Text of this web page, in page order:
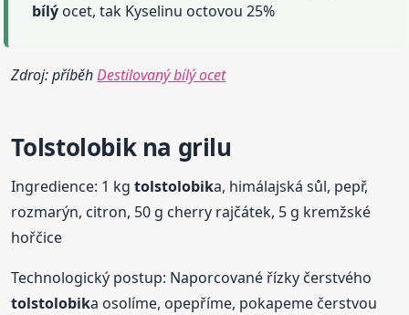
bílý ocet, tak Kyselinu octovou 25%
Zdroj: příběhDestilovaný bílý ocet
Tolstolobikna grilu
Ingredience: 1 kgtolstolobika, himálajská sůl, pepř,
rozmarýn, citron, 50 g cherry rajčátek, 5 g kremžské
hořčice
Technologický postup: Naporcované řízky čerstvého
tolstolobika osolíme, opepříme, pokapeme čerstvou